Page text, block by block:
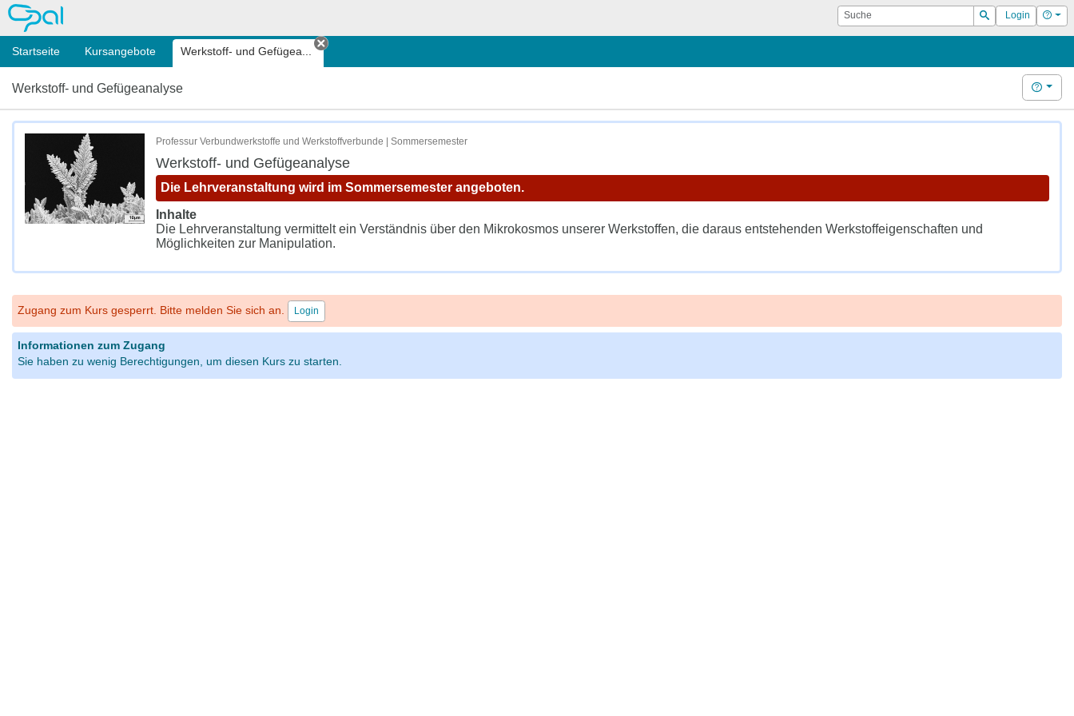
OPAL Suche
Suchen
Login Hilfe
Startseite Kursangebote Werkstoff- und Gefügea...
Tab schließen
Werkstoff- und Gefügeanalyse Hilfe
Professur Verbundwerkstoffe und Werkstoffverbunde | Sommersemester
Werkstoff- und Gefügeanalyse
Die Lehrveranstaltung wird im Sommersemester angeboten.
Inhalte
Die Lehrveranstaltung vermittelt ein Verständnis über den Mikrokosmos unserer Werkstoffen, die daraus entstehenden Werkstoffeigenschaften und
Möglichkeiten zur Manipulation.
Zugang zum Kurs gesperrt. Bitte melden Sie sich an. Login
Informationen zum Zugang
Sie haben zu wenig Berechtigungen, um diesen Kurs zu starten.